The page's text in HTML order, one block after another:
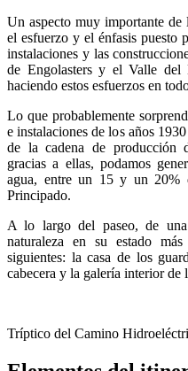
Un aspecto muy importante
el esfuerzo y el énfasis puesto
instalaciones y las
de Engolasters y el Valle
haciendo estos esfuerzos en
Lo que probablemente
e instalaciones de los años
de la cadena de producción
gracias a ellas, podamos
agua, entre un 15 y un 20%
Principado.
A lo largo del paseo, de
naturaleza en su estado
siguientes: la casa de los
cabecera y la galería interior de
Tríptico del Camino